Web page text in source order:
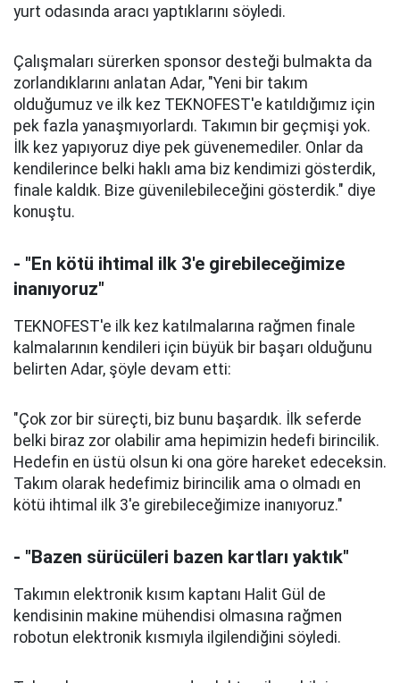
yurt odasında aracı yaptıklarını söyledi.
Çalışmaları sürerken sponsor desteği bulmakta da
zorlandıklarını anlatan Adar, "Yeni bir takım
olduğumuz ve ilk kez TEKNOFEST'e katıldığımız için
pek fazla yanaşmıyorlardı. Takımın bir geçmişi yok.
İlk kez yapıyoruz diye pek güvenemediler. Onlar da
kendilerince belki haklı ama biz kendimizi gösterdik,
finale kaldık. Bize güvenilebileceğini gösterdik." diye
konuştu.
- "En kötü ihtimal ilk 3'e girebileceğimize
inanıyoruz"
TEKNOFEST'e ilk kez katılmalarına rağmen finale
kalmalarının kendileri için büyük bir başarı olduğunu
belirten Adar, şöyle devam etti:
"Çok zor bir süreçti, biz bunu başardık. İlk seferde
belki biraz zor olabilir ama hepimizin hedefi birincilik.
Hedefin en üstü olsun ki ona göre hareket edeceksin.
Takım olarak hedefimiz birincilik ama o olmadı en
kötü ihtimal ilk 3'e girebileceğimize inanıyoruz."
- "Bazen sürücüleri bazen kartları yaktık"
Takımın elektronik kısım kaptanı Halit Gül de
kendisinin makine mühendisi olmasına rağmen
robotun elektronik kısmıyla ilgilendiğini söyledi.